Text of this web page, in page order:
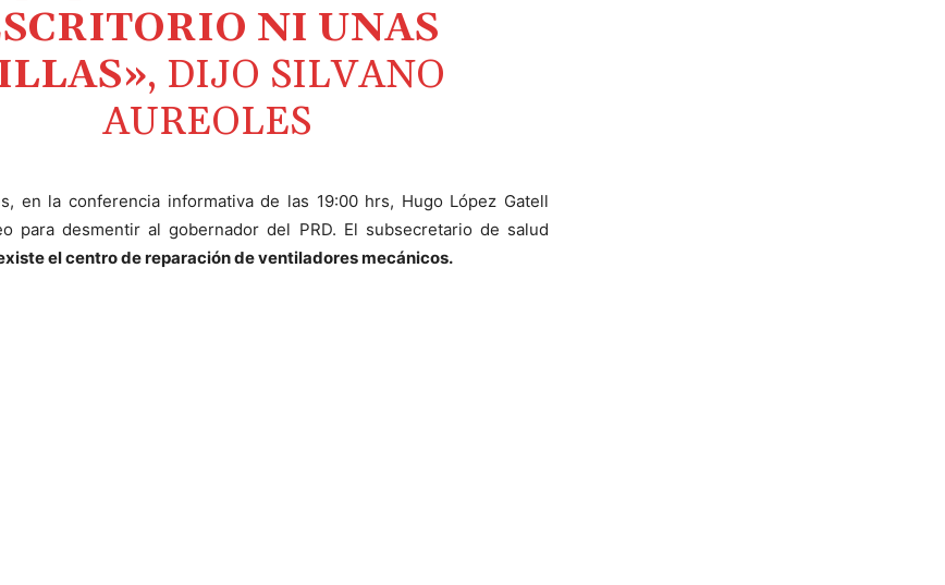
NI UNAS
, DIJO SILVANO
AUREOLES
en la conferencia informativa de las 19:00 hrs, Hugo López Gatell
para desmentir al gobernador del PRD. El subsecretario de salud
el centro de reparación de ventiladores mecánicos.